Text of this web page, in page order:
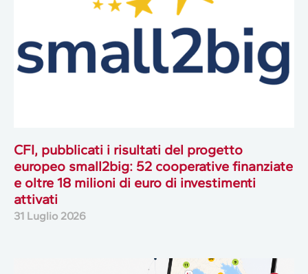
CFI, pubblicati i risultati del progetto
europeo small2big: 52 cooperative finanziate
e oltre 18 milioni di euro di investimenti
attivati
31 Luglio 2026